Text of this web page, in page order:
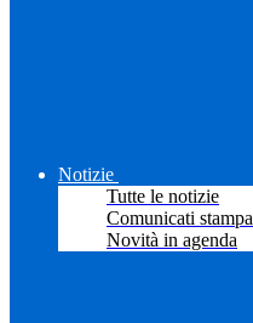
Notizie
Tutte le notizie
Comunicati stampa
Novità in agenda